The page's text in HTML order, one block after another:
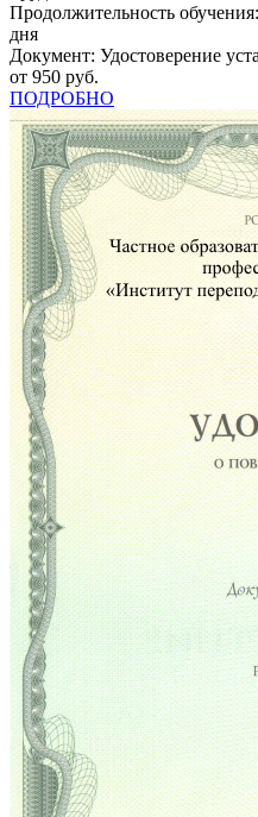
Продолжительность
дня
Документ: Удостоверение
от 950 руб.
ПОДРОБНО